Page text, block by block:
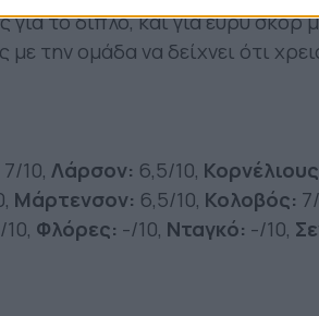
για το διπλό, και για ευρύ σκορ
την ομάδα να δείχνει ότι
7/10, Λάρσον: 6,5/10,
Mάρτενσον: 6,5/10, Koλοβός:
Φλόρες: -/10, Νταγκό: -/10,